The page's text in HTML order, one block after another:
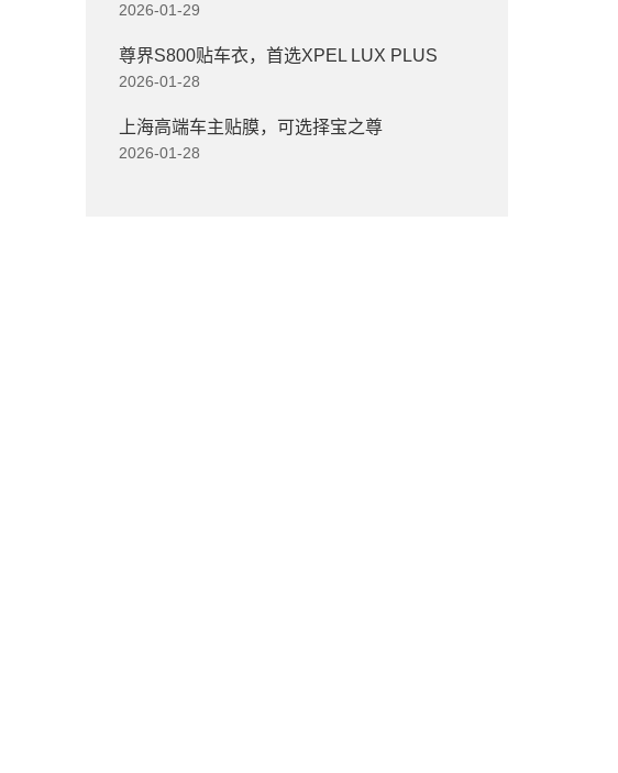
2026-01-29
尊界S800贴车衣，首选XPEL LUX PLUS
2026-01-28
上海高端车主贴膜，可选择宝之尊
2026-01-28